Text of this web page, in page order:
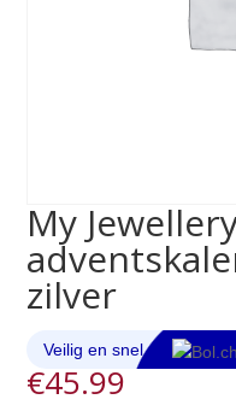
My
zilver
€45.99